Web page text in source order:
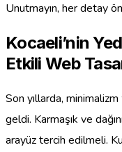
Unutmayın, her detay
Kocaeli’nin
Etkili Web
Son yıllarda,
geldi. Karmaşık ve
arayüz tercih edilmeli.